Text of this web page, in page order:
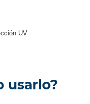
UV
usarlo?